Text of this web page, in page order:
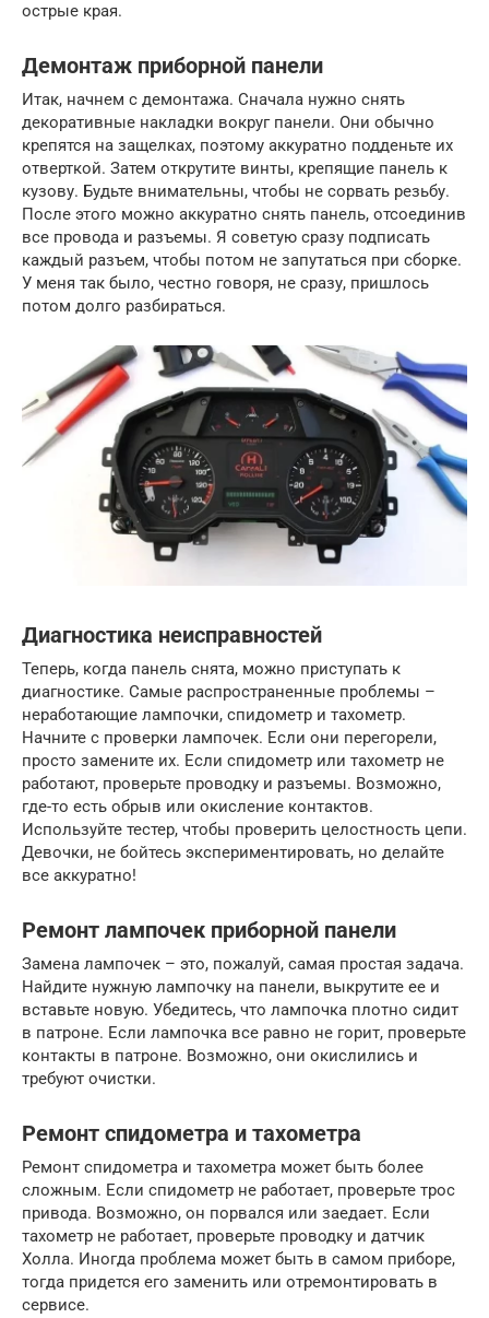
острые края.
Демонтаж приборной панели
Итак, начнем с демонтажа. Сначала нужно снять
декоративные накладки вокруг панели. Они обычно
крепятся на защелках, поэтому аккуратно подденьте их
отверткой. Затем открутите винты, крепящие панель к
кузову. Будьте внимательны, чтобы не сорвать резьбу.
После этого можно аккуратно снять панель, отсоединив
все провода и разъемы. Я советую сразу подписать
каждый разъем, чтобы потом не запутаться при сборке.
У меня так было, честно говоря, не сразу, пришлось
потом долго разбираться.
Диагностика неисправностей
Теперь, когда панель снята, можно приступать к
диагностике. Самые распространенные проблемы –
неработающие лампочки, спидометр и тахометр.
Начните с проверки лампочек. Если они перегорели,
просто замените их. Если спидометр или тахометр не
работают, проверьте проводку и разъемы. Возможно,
где-то есть обрыв или окисление контактов.
Используйте тестер, чтобы проверить целостность цепи.
Девочки, не бойтесь экспериментировать, но делайте
все аккуратно!
Ремонт лампочек приборной панели
Замена лампочек – это, пожалуй, самая простая задача.
Найдите нужную лампочку на панели, выкрутите ее и
вставьте новую. Убедитесь, что лампочка плотно сидит
в патроне. Если лампочка все равно не горит, проверьте
контакты в патроне. Возможно, они окислились и
требуют очистки.
Ремонт спидометра и тахометра
Ремонт спидометра и тахометра может быть более
сложным. Если спидометр не работает, проверьте трос
привода. Возможно, он порвался или заедает. Если
тахометр не работает, проверьте проводку и датчик
Холла. Иногда проблема может быть в самом приборе,
тогда придется его заменить или отремонтировать в
сервисе.